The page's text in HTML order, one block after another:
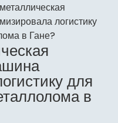
логистику
в Гане?
для
в